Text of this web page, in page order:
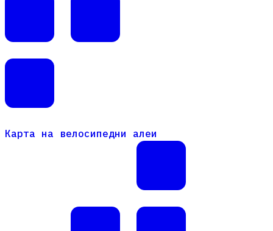
Карта на велосипедни алеи
Карта на велосипедни алеи